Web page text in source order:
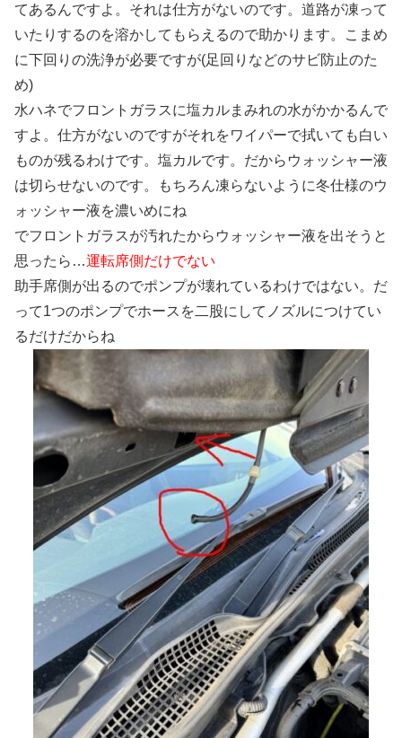
てあるんですよ。それは仕方がないのです。道路が凍って
いたりするのを溶かしてもらえるので助かります。こまめ
に下回りの洗浄が必要ですが(足回りなどのサビ防止のた
め)
水ハネでフロントガラスに塩カルまみれの水がかかるんで
すよ。仕方がないのですがそれをワイパーで拭いても白い
ものが残るわけです。塩カルです。だからウォッシャー液
は切らせないのです。もちろん凍らないように冬仕様のウ
ォッシャー液を濃いめにね
でフロントガラスが汚れたからウォッシャー液を出そうと
思ったら…運転席側だけでない
助手席側が出るのでポンプが壊れているわけではない。だ
って1つのポンプでホースを二股にしてノズルにつけてい
るだけだからね